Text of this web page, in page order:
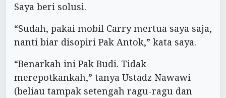
Saya beri solusi.
“Sudah, pakai mobil Carry mertua saya saja,
nanti biar disopiri Pak Antok,” kata saya.
“Benarkah ini Pak Budi. Tidak
merepotkankah,” tanya Ustadz Nawawi
(beliau tampak setengah ragu-ragu dan